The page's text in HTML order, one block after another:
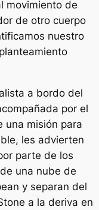
movimiento de
de otro cuerpo
nuestro
a bordo del
por el
una misión para
les advierten
parte de los
una nube de
y separan del
a la deriva en